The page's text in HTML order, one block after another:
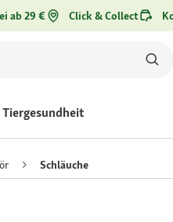
ab 29 € Click & Collect
Tiergesundheit
Schläuche